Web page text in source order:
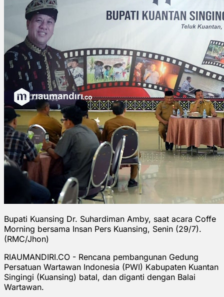
Bupati Kuansing Dr. Suhardiman Amby, saat acara Coffe
Morning bersama Insan Pers Kuansing, Senin (29/7).
(RMC/Jhon)
RIAUMANDIRI.CO - Rencana pembangunan Gedung
Persatuan Wartawan Indonesia (PWI) Kabupaten Kuantan
Singingi (Kuansing) batal, dan diganti dengan Balai
Wartawan.